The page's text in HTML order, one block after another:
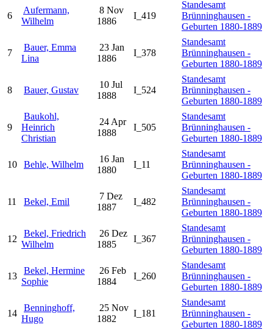
6
Aufermann,
Wilhelm
8 Nov
1886
I_419
Standesamt
Brünninghausen -
Geburten 1880-1889
7
Bauer, Emma
Lina
23 Jan
1886
I_378
Standesamt
Brünninghausen -
Geburten 1880-1889
8 Bauer, Gustav
10 Jul
1888
I_524
Standesamt
Brünninghausen -
Geburten 1880-1889
9
Baukohl,
Heinrich
Christian
24 Apr
1888
I_505
Standesamt
Brünninghausen -
Geburten 1880-1889
10 Behle, Wilhelm
16 Jan
1880
I_11
Standesamt
Brünninghausen -
Geburten 1880-1889
11 Bekel, Emil
7 Dez
1887
I_482
Standesamt
Brünninghausen -
Geburten 1880-1889
12
Bekel, Friedrich
Wilhelm
26 Dez
1885
I_367
Standesamt
Brünninghausen -
Geburten 1880-1889
13
Bekel, Hermine
Sophie
26 Feb
1884
I_260
Standesamt
Brünninghausen -
Geburten 1880-1889
14
Benninghoff,
Hugo
25 Nov
1882
I_181
Standesamt
Brünninghausen -
Geburten 1880-1889